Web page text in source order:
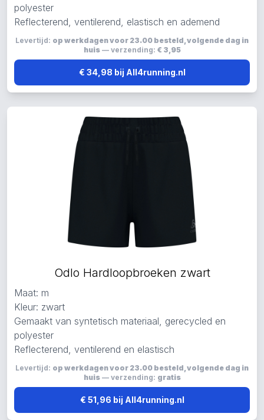
polyester
Reflecterend, ventilerend, elastisch en ademend
Levertijd: op werkdagen voor 23.00 besteld, volgende dag in
huis— verzending: € 3,95
€ 34,98 bij All4running.nl
Odlo Hardloopbroeken zwart
Maat: m
Kleur: zwart
Gemaakt van syntetisch materiaal, gerecycled en
polyester
Reflecterend, ventilerend en elastisch
Levertijd: op werkdagen voor 23.00 besteld, volgende dag in
huis— verzending: gratis
€ 51,96 bij All4running.nl